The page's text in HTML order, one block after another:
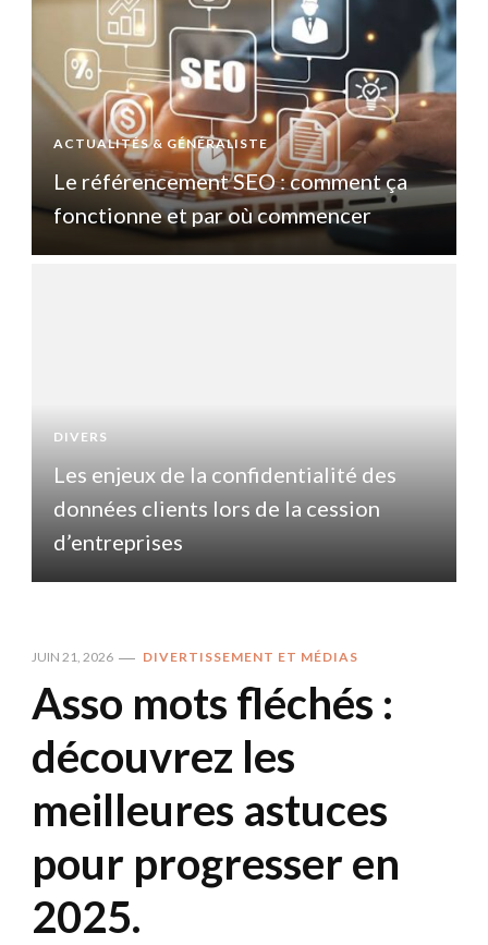
ACTUALITÉS & GÉNÉRALISTE
Le référencement SEO : comment ça
fonctionne et par où commencer
DIVERS
Les enjeux de la confidentialité des
données clients lors de la cession
d’entreprises
JUIN 21, 2026 DIVERTISSEMENT ET MÉDIAS
Asso mots fléchés :
découvrez les
meilleures astuces
pour progresser en
2025.